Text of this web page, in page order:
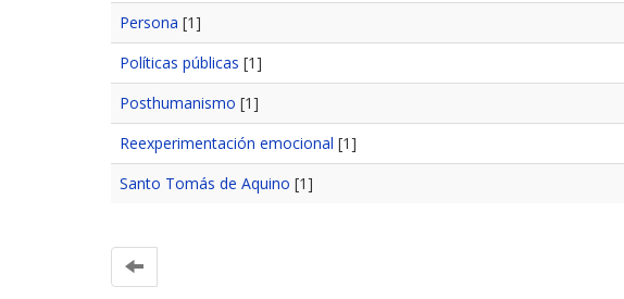
Persona [1]
Políticas públicas [1]
Posthumanismo [1]
Reexperimentación emocional [1]
Santo Tomás de Aquino [1]